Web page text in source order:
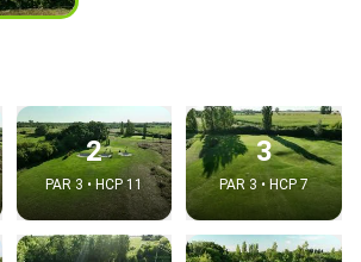
2
PAR 3 • HCP 11
3
PAR 3 • HCP 7